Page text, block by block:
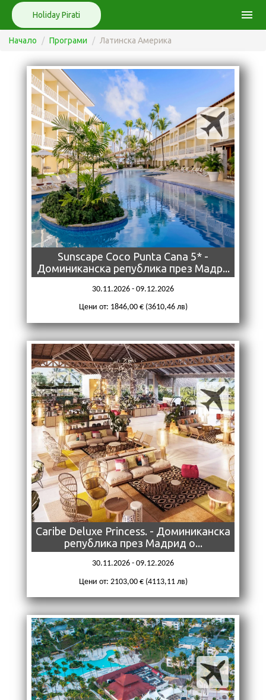
Holiday Pirati menu
Начало Програми Латинска Америка
Sunscape Coco Punta Cana 5* -
Доминиканска република през Мадр...
30.11.2026 - 09.12.2026
Цени от: 1846,00 € (3610,46 лв)
Caribe Deluxe Princess. - Доминиканска
република през Мадрид о...
30.11.2026 - 09.12.2026
Цени от: 2103,00 € (4113,11 лв)